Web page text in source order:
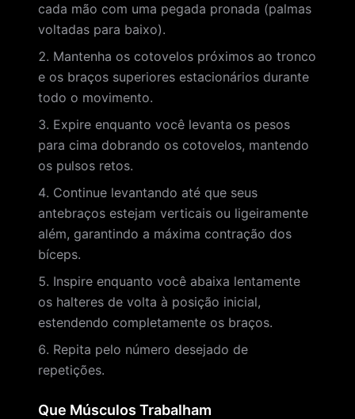
cada mão com uma pegada pronada (palmas
voltadas para baixo).
Mantenha os cotovelos próximos ao tronco
e os braços superiores estacionários durante
todo o movimento.
Expire enquanto você levanta os pesos
para cima dobrando os cotovelos, mantendo
os pulsos retos.
Continue levantando até que seus
antebraços estejam verticais ou ligeiramente
além, garantindo a máxima contração dos
bíceps.
Inspire enquanto você abaixa lentamente
os halteres de volta à posição inicial,
estendendo completamente os braços.
Repita pelo número desejado de
repetições.
Que Músculos Trabalham